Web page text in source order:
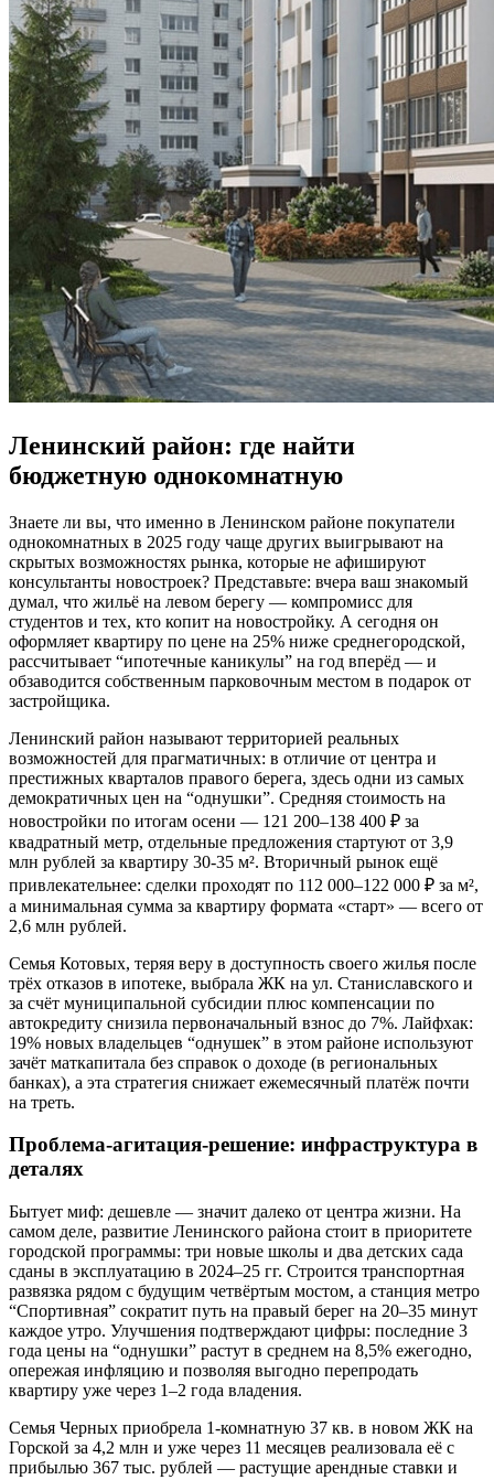
Ленинский район: где найти
бюджетную однокомнатную
Знаете ли вы, что именно в Ленинском районе покупатели
однокомнатных в 2025 году чаще других выигрывают на
скрытых возможностях рынка, которые не афишируют
консультанты новостроек? Представьте: вчера ваш знакомый
думал, что жильё на левом берегу — компромисс для
студентов и тех, кто копит на новостройку. А сегодня он
оформляет квартиру по цене на 25% ниже среднегородской,
рассчитывает “ипотечные каникулы” на год вперёд — и
обзаводится собственным парковочным местом в подарок от
застройщика.
Ленинский район называют территорией реальных
возможностей для прагматичных: в отличие от центра и
престижных кварталов правого берега, здесь одни из самых
демократичных цен на “однушки”. Средняя стоимость на
новостройки по итогам осени — 121 200–138 400 ₽ за
квадратный метр, отдельные предложения стартуют от 3,9
млн рублей за квартиру 30-35 м². Вторичный рынок ещё
привлекательнее: сделки проходят по 112 000–122 000 ₽ за м²,
а минимальная сумма за квартиру формата «старт» — всего от
2,6 млн рублей.
Семья Котовых, теряя веру в доступность своего жилья после
трёх отказов в ипотеке, выбрала ЖК на ул. Станиславского и
за счёт муниципальной субсидии плюс компенсации по
автокредиту снизила первоначальный взнос до 7%. Лайфхак:
19% новых владельцев “однушек” в этом районе используют
зачёт маткапитала без справок о доходе (в региональных
банках), а эта стратегия снижает ежемесячный платёж почти
на треть.
Проблема-агитация-решение: инфраструктура в
деталях
Бытует миф: дешевле — значит далеко от центра жизни. На
самом деле, развитие Ленинского района стоит в приоритете
городской программы: три новые школы и два детских сада
сданы в эксплуатацию в 2024–25 гг. Строится транспортная
развязка рядом с будущим четвёртым мостом, а станция метро
“Спортивная” сократит путь на правый берег на 20–35 минут
каждое утро. Улучшения подтверждают цифры: последние 3
года цены на “однушки” растут в среднем на 8,5% ежегодно,
опережая инфляцию и позволяя выгодно перепродать
квартиру уже через 1–2 года владения.
Семья Черных приобрела 1-комнатную 37 кв. в новом ЖК на
Горской за 4,2 млн и уже через 11 месяцев реализовала её с
прибылью 367 тыс. рублей — растущие арендные ставки и